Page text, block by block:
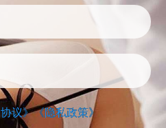
议》《隐私政策》